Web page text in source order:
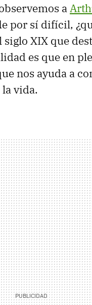
a
por sí difícil,
XIX que
es que en
nos ayuda a
vida.